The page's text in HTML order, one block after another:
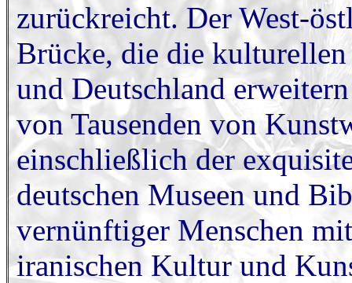
zurückreicht. Der West-
Brücke, die die
und Deutschland
von Tausenden von
einschließlich der
deutschen Museen und
vernünftiger Menschen
iranischen Kultur und